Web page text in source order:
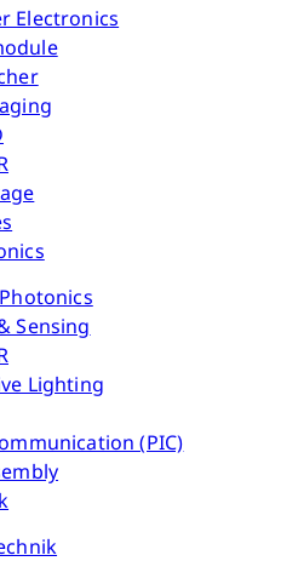
Electronics
Sensing
Lighting
(PIC)